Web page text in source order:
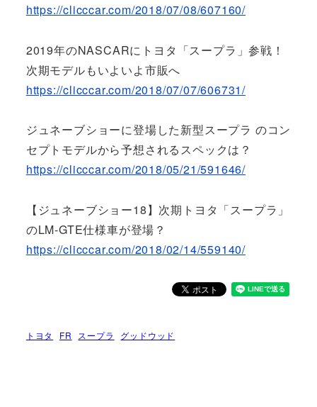
https://clicccar.com/2018/07/08/607160/
2019年のNASCARにトヨタ「スープラ」参戦！
次期モデルもいよいよ市販へ
https://clicccar.com/2018/07/07/606731/
ジュネーブショーに登場した新型スープラ のコン
セプトモデルから予想されるスペックは？
https://clicccar.com/2018/05/21/591646/
【ジュネーブショー18】次期トヨタ「スープラ」
のLM-GTE仕様車が登場？
https://clicccar.com/2018/02/14/559140/
トヨタ FR スープラ グッドウッド